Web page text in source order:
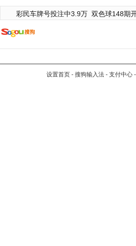
彩民车牌号投注中3.9万 双色球148期
设置首页 - 搜狗输入法 - 支付中心 -